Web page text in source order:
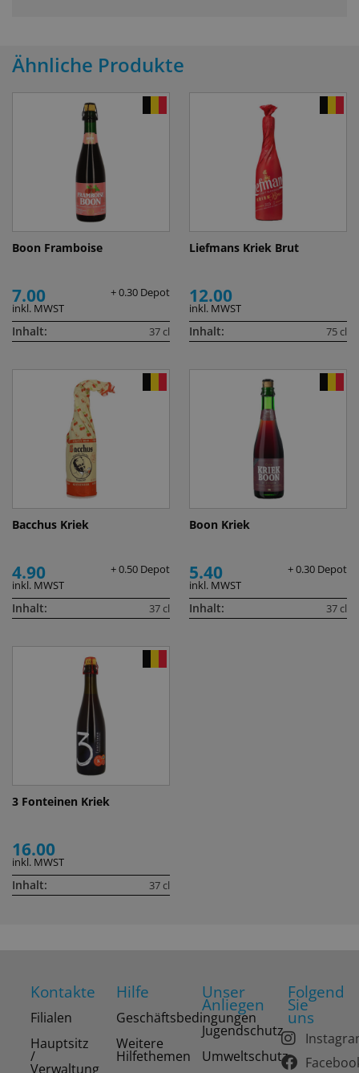
Ähnliche Produkte
Boon Framboise
7.00
+ 0.30 Depot
inkl. MWST
Inhalt: 37 cl
Liefmans Kriek Brut
12.00
inkl. MWST
Inhalt: 75 cl
Bacchus Kriek
4.90
+ 0.50 Depot
inkl. MWST
Inhalt: 37 cl
Boon Kriek
5.40
+ 0.30 Depot
inkl. MWST
Inhalt: 37 cl
3 Fonteinen Kriek
16.00
inkl. MWST
Inhalt: 37 cl
Kontakte
Filialen
Hauptsitz
/
Verwaltung
Hilfe
Geschäftsbedingungen
Weitere
Hilfethemen
Unser
Anliegen
Jugendschutz
Umweltschutz
Folgend
Sie
uns